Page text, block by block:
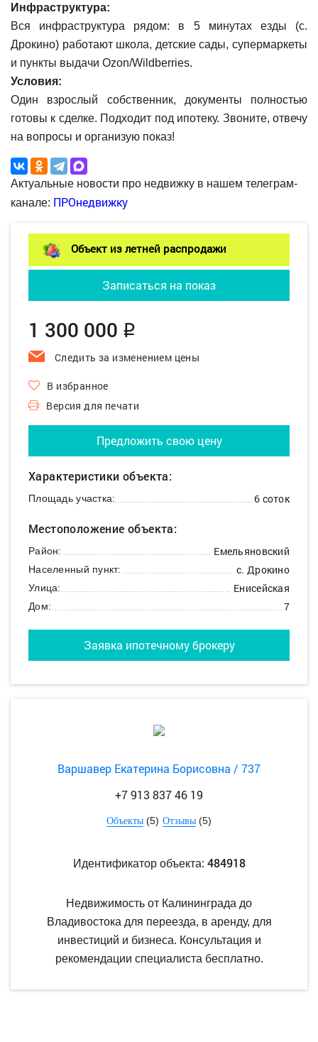
Инфраструктура:
Вся инфраструктура рядом: в 5 минутах езды (с.
Дрокино) работают школа, детские сады, супермаркеты
и пункты выдачи Ozon/Wildberries.
Условия:
Один взрослый собственник, документы полностью
готовы к сделке. Подходит под ипотеку. Звоните, отвечу
на вопросы и организую показ!
Актуальные новости про недвижку в нашем телеграм-
канале: ПРОнедвижку
Объект из летней распродажи
Записаться на показ
1 300 000 q
Следить за изменением цены
В избранное
Версия для печати
Предложить свою цену
Характеристики объекта:
Площадь участка: 6 соток
Местоположение объекта:
Район: Емельяновский
Населенный пункт: с. Дрокино
Улица: Енисейская
Дом: 7
Заявка ипотечному брокеру
Варшавер Екатерина Борисовна / 737
+7 913 837 46 19
Объекты (5) Отзывы (5)
Идентификатор объекта: 484918
Недвижимость от Калининграда до
Владивостока для переезда, в аренду, для
инвестиций и бизнеса. Консультация и
рекомендации специалиста бесплатно.